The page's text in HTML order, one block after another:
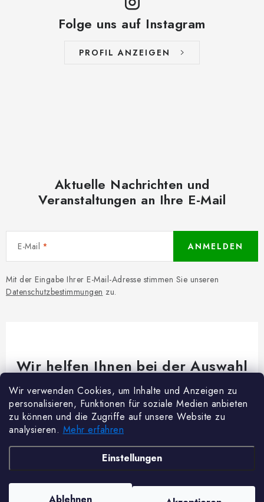
Wir verwenden Cookies, um Inhalte und Anzeigen zu
personalisieren, Funktionen für soziale Medien anbieten
zu können und die Zugriffe auf unsere Website zu
analysieren. Mehr erfahren
Einstellungen
Folge uns auf Instagram
PROFIL ANZEIGEN
Aktuelle Nachrichten und
Veranstaltungen an Ihre E-Mail
E-Mail
Mit der Eingabe Ihrer E-Mail-Adresse stimmen Sie unseren
Datenschutzbestimmungen zu.
ANMELDEN
Wir helfen Ihnen bei der Auswahl
Brauchen Sie Rat bei etwas? Wir sind für dich da!
Kundenservice@woodycrafts.de
+49 211 8694 2501 (Mo-Fr 8:00-16:00)
. Alle Rechte vorbehalten.Cookie-Einstellungen